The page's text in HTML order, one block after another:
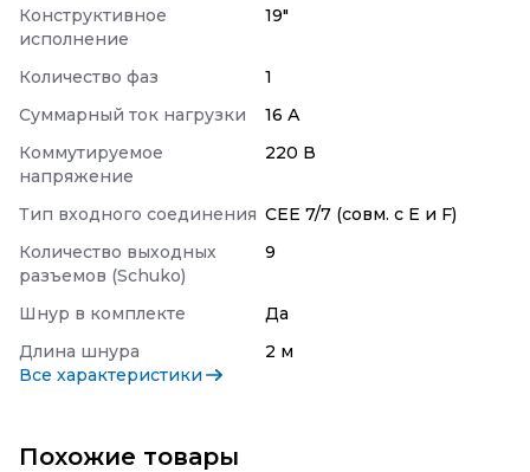
Конструктивное
исполнение
19"
Количество фаз
1
Суммарный ток нагрузки
16 А
Коммутируемое
напряжение
220 В
Тип входного соединения CEE 7/7 (совм. с E и F)
Количество выходных
разъемов (Schuko)
9
Шнур в комплекте
Да
Длина шнура
2 м
Все характеристики
Похожие товары